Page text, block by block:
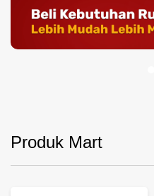
Produk Mart